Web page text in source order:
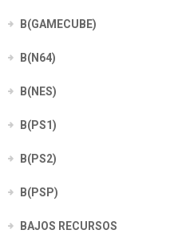
B(GAMECUBE)
B(N64)
B(NES)
B(PS1)
B(PS2)
B(PSP)
BAJOS RECURSOS